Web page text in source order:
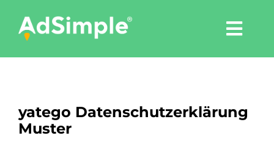
content
Tools
yatego Datenschutzerklärung
Muster